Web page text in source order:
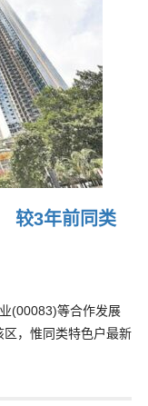
较3年前同类
(00083)等合作发展
，惟同类特色户最新